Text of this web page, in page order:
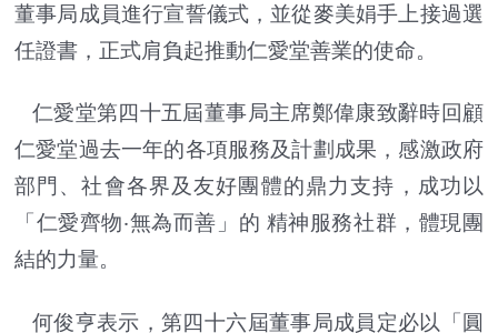
董事局成員進行宣誓儀式，並從麥美娟手上接過選
任證書，正式肩負起推動仁愛堂善業的使命。
仁愛堂第四十五屆董事局主席鄭偉康致辭時回顧
仁愛堂過去一年的各項服務及計劃成果，感激政府
部門、社會各界及友好團體的鼎力支持，成功以
「仁愛齊物‧無為而善」的 精神服務社群，體現團
結的力量。
何俊亨表示，第四十六屆董事局成員定必以「圓